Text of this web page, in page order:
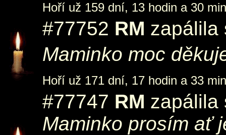
Hoří už 159 dní, 13 hodin a 30
#77752 RM
Maminko moc
Hoří už 171 dní, 17 hodin a 33
#77747 RM
Maminko prosím ať